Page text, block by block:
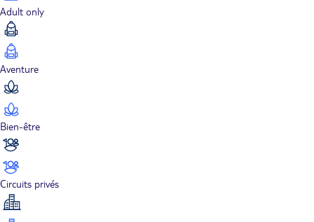
Adult only
Aventure
Bien-être
Circuits privés